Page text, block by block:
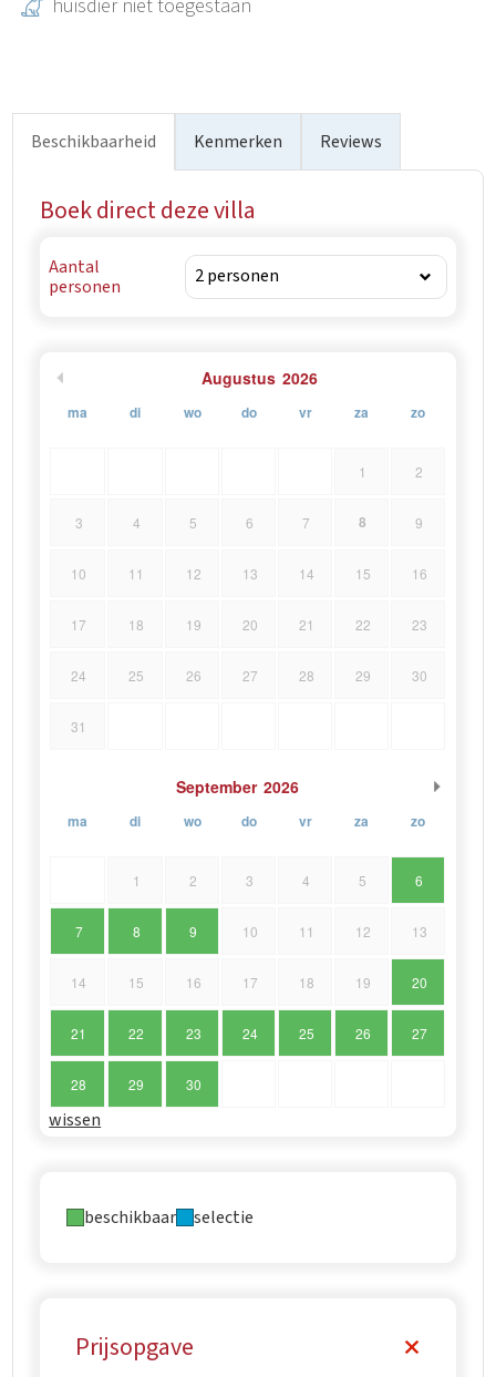
huisdier niet toegestaan
Beschikbaarheid Kenmerken Reviews
Boek direct deze villa
Aantal
personen
Augustus 2026
ma di wo do vr za zo
1 2
3 4 5 6 7 8 9
10 11 12 13 14 15 16
17 18 19 20 21 22 23
24 25 26 27 28 29 30
31
September 2026
ma di wo do vr za zo
1 2 3 4 5 6
7 8 9 10 11 12 13
14 15 16 17 18 19 20
21 22 23 24 25 26 27
28 29 30
wissen
beschikbaar selectie
Prijsopgave